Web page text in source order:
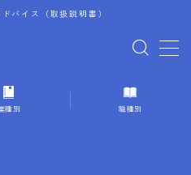
バイス（取扱説明書）
種別 職種別